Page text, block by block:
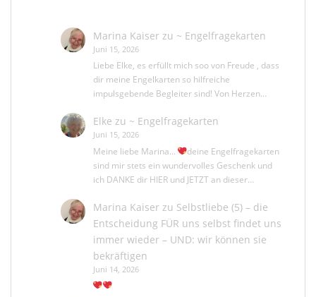
Marina Kaiserzu ~ Engelfragekarten
Juni 15, 2026
Liebe Elke, es erfüllt mich soo von Freude , dass
dir meine Engelkarten so hilfreiche
impulsgebende Begleiter sind! Von Herzen…
Elke zu ~ Engelfragekarten
Juni 15, 2026
Meine liebe Marina...
deine Engelfragekarten
sind mir stets ein wundervolles Geschenk und
ich DANKE dir HIER und JETZT an dieser…
Marina Kaiserzu Selbstliebe (5) – die
Entscheidung FÜR uns selbst findet uns
immer wieder – UND: wir können sie
bekräftigen
Juni 14, 2026